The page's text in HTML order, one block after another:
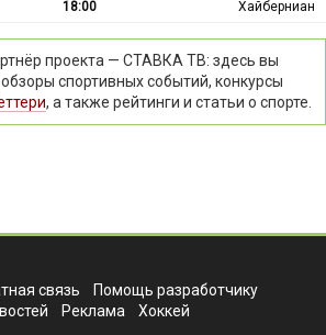
18:00 Хайберниан
проекта — СТАВКА ТВ: здесь вы
спортивных событий, конкурсы
, а также рейтинги и статьи о спорте.
связь
Помощь разработчику
Реклама Хоккей